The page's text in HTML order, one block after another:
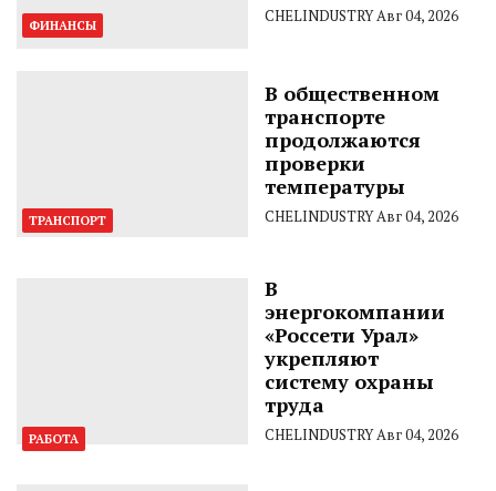
ФИНАНСЫ CHELINDUSTRYАвг 04, 2026
ТРАНСПОРТ
В общественном
транспорте
продолжаются
проверки
температуры
CHELINDUSTRYАвг 04, 2026
РАБОТА
В
энергокомпании
«Россети Урал»
укрепляют
систему охраны
труда
CHELINDUSTRYАвг 04, 2026